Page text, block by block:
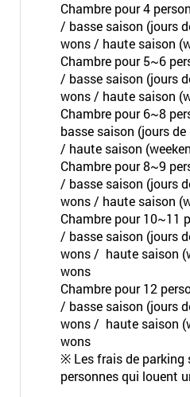
Chambre pour 4
/ basse saison (jours
wons / haute saison
Chambre pour 5~6
/ basse saison (jours
wons / haute saison
Chambre pour 6~8
basse saison (jours
/ haute saison
Chambre pour 8~9
/ basse saison (jours
wons / haute saison
Chambre pour 10~11
/ basse saison (jours
wons / haute saison
wons
Chambre pour 12
/ basse saison (jours
wons / haute saison
wons
※ Les frais de parking
personnes qui louent